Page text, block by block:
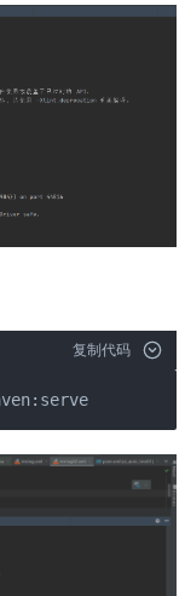
复制代码